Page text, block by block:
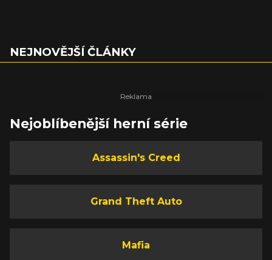
NEJNOVĚJŠÍ ČLÁNKY
Nejoblíbenější herní série
Assassin's Creed
Grand Theft Auto
Mafia